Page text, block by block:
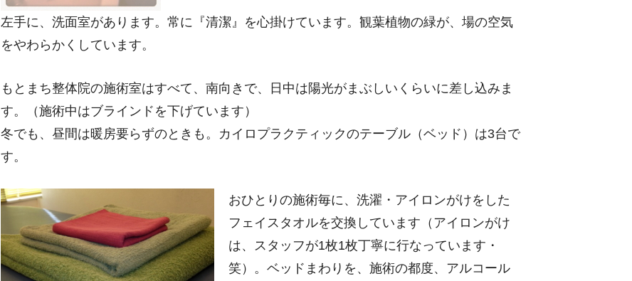
左手に、洗面室があります。常に『清潔』を心掛けています。観葉植物の緑が、場の空気
をやわらかくしています。
もとまち整体院の施術室はすべて、南向きで、日中は陽光がまぶしいくらいに差し込みま
す。（施術中はブラインドを下げています）
冬でも、昼間は暖房要らずのときも。カイロプラクティックのテーブル（ベッド）は3台で
す。
おひとりの施術毎に、洗濯・アイロンがけをした
フェイスタオルを交換しています（アイロンがけ
は、スタッフが1枚1枚丁寧に行なっています・
笑）。ベッドまわりを、施術の都度、アルコール